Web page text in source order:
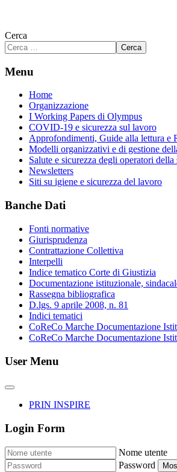
Cerca
Cerca
Menu
Home
Organizzazione
I Working Papers di Olympus
COVID-19 e sicurezza sul lavoro
Approfondimenti, Guide alla lettura e
Modelli organizzativi e di gestione
Salute e sicurezza degli operatori della
Newsletters
Siti su igiene e sicurezza del lavoro
Banche Dati
Fonti normative
Giurisprudenza
Contrattazione Collettiva
Interpelli
Indice tematico Corte di Giustizia
Documentazione istituzionale,
Rassegna bibliografica
D.lgs. 9 aprile 2008, n. 81
Indici tematici
CoReCo Marche Documentazione
CoReCo Marche Documentazione
User Menu
PRIN INSPIRE
Login Form
Nome utente
Password